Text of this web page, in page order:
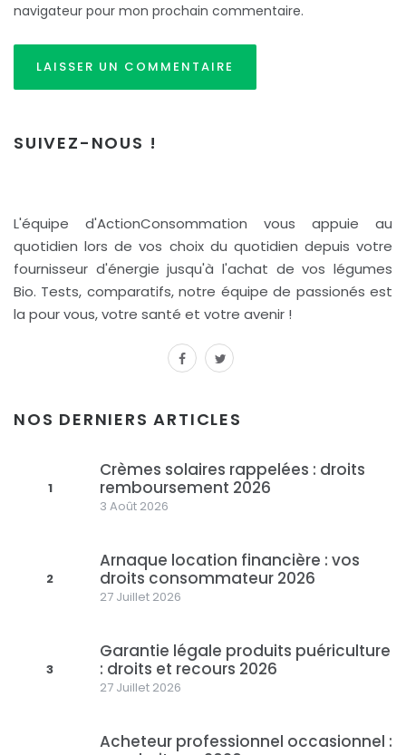
navigateur pour mon prochain commentaire.
SUIVEZ-NOUS !
L'équipe d'ActionConsommation vous appuie au
quotidien lors de vos choix du quotidien depuis votre
fournisseur d'énergie jusqu'à l'achat de vos légumes
Bio. Tests, comparatifs, notre équipe de passionés est
la pour vous, votre santé et votre avenir !
facebook
twitter
NOS DERNIERS ARTICLES
1
Crèmes solaires rappelées : droits
remboursement 2026
3 Août 2026
2
Arnaque location financière : vos
droits consommateur 2026
27 Juillet 2026
3
Garantie légale produits puériculture
: droits et recours 2026
27 Juillet 2026
Acheteur professionnel occasionnel :